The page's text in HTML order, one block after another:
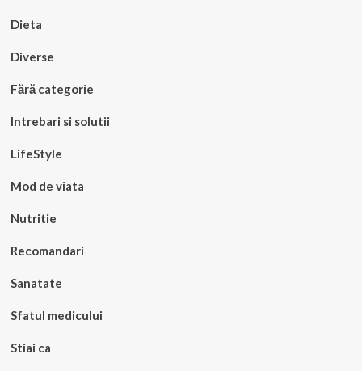
Dieta
Diverse
Fără categorie
Intrebari si solutii
LifeStyle
Mod de viata
Nutritie
Recomandari
Sanatate
Sfatul medicului
Stiai ca